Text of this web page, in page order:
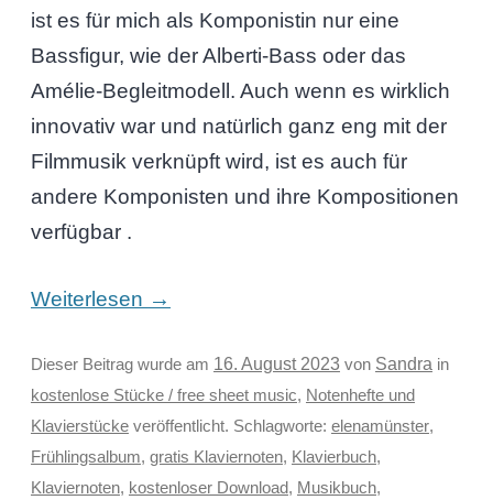
ist es für mich als Komponistin nur eine
Bassfigur, wie der Alberti-Bass oder das
Amélie-Begleitmodell. Auch wenn es wirklich
innovativ war und natürlich ganz eng mit der
Filmmusik verknüpft wird, ist es auch für
andere Komponisten und ihre Kompositionen
verfügbar .
Weiterlesen →
Dieser Beitrag wurde am 16. August 2023 von Sandra in
kostenlose Stücke / free sheet music, Notenhefte und
Klavierstückeveröffentlicht. Schlagworte: elenamünster,
Frühlingsalbum, gratis Klaviernoten, Klavierbuch,
Klaviernoten, kostenloser Download, Musikbuch,